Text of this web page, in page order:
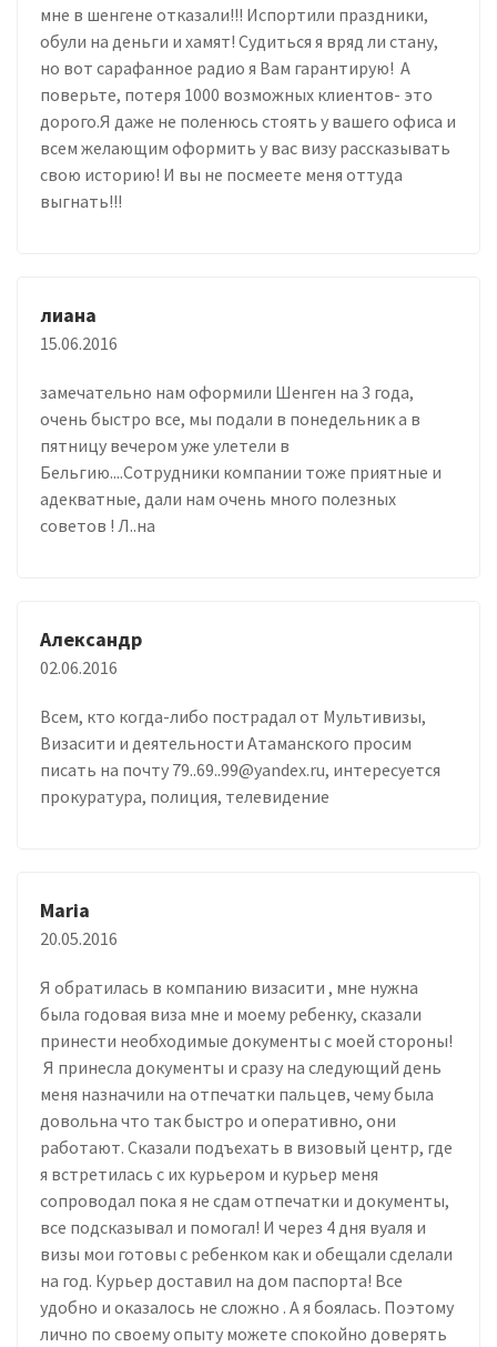
мне в шенгене отказали!!! Испортили праздники,
обули на деньги и хамят! Судиться я вряд ли стану,
но вот сарафанное радио я Вам гарантирую! А
поверьте, потеря 1000 возможных клиентов- это
дорого.Я даже не поленюсь стоять у вашего офиса и
всем желающим оформить у вас визу рассказывать
свою историю! И вы не посмеете меня оттуда
выгнать!!!
лиана
15.06.2016
замечательно нам оформили Шенген на 3 года,
очень быстро все, мы подали в понедельник а в
пятницу вечером уже улетели в
Бельгию....Сотрудники компании тоже приятные и
адекватные, дали нам очень много полезных
советов ! Л..на
Александр
02.06.2016
Всем, кто когда-либо пострадал от Мультивизы,
Визасити и деятельности Атаманского просим
писать на почту 79..69..99@yandex.ru, интересуется
прокуратура, полиция, телевидение
Maria
20.05.2016
Я обратилась в компанию визасити , мне нужна
была годовая виза мне и моему ребенку, сказали
принести необходимые документы с моей стороны!
Я принесла документы и сразу на следующий день
меня назначили на отпечатки пальцев, чему была
довольна что так быстро и оперативно, они
работают. Сказали подъехать в визовый центр, где
я встретилась с их курьером и курьер меня
сопроводал пока я не сдам отпечатки и документы,
все подсказывал и помогал! И через 4 дня вуаля и
визы мои готовы с ребенком как и обещали сделали
на год. Курьер доставил на дом паспорта! Все
удобно и оказалось не сложно . А я боялась. Поэтому
лично по своему опыту можете спокойно доверять